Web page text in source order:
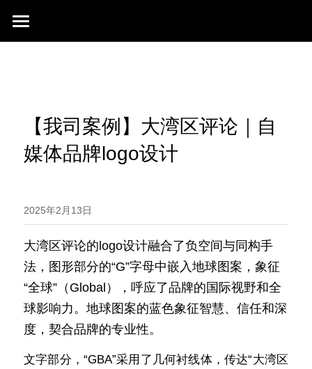
荣膺奖项
联系我们
【我司案例】大湾区评论｜自
媒体品牌logo设计
2025年2月13日
大湾区评论的logo设计融合了负空间与同构手
法，图形部分的“G”字母中嵌入地球图案，象征
“全球”（Global），呼应了品牌的国际视野和全
球影响力。地球图案的蓝色象征智慧、信任和深
度，契合品牌的专业性。
文字部分，“GBA”采用了几何衬线体，传达“大湾区